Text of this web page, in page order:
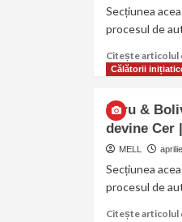
Secțiunea
procesul de
Citește articolul
Călătorii
Peru &
devine Cer
MELL
Secțiunea
procesul de
Citește articolul